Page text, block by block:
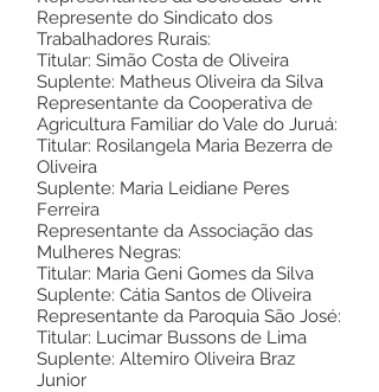
Represente do Sindicato dos
Trabalhadores Rurais:
Titular: Simão Costa de Oliveira
Suplente: Matheus Oliveira da Silva
Representante da Cooperativa de
Agricultura Familiar do Vale do Juruá:
Titular: Rosilangela Maria Bezerra de
Oliveira
Suplente: Maria Leidiane Peres
Ferreira
Representante da Associação das
Mulheres Negras:
Titular: Maria Geni Gomes da Silva
Suplente: Cátia Santos de Oliveira
Representante da Paroquia São José:
Titular: Lucimar Bussons de Lima
Suplente: Altemiro Oliveira Braz
Junior